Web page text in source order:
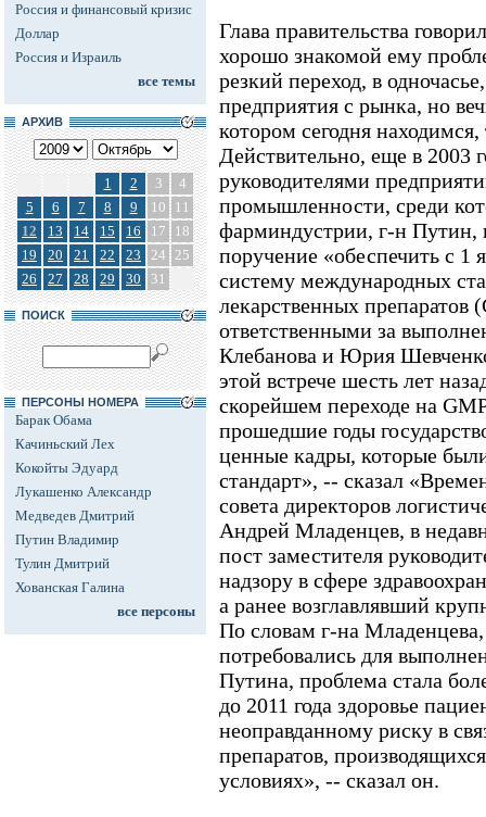
Россия и финансовый кризис
Доллар
Россия и Израиль
все темы
АРХИВ
1 2 3
4
5
6 7 8 9 10
11
12
13 14 15 16 17
18
19
20 21 22 23 24 25
26
27 28 29 30 31
ПОИСК
ПЕРСОНЫ НОМЕРА
Барак Обама
Качиньский Лех
Кокойты Эдуард
Лукашенко Александр
Медведев Дмитрий
Путин Владимир
Тулин Дмитрий
Хованская Галина
все персоны
Глава правительства
хорошо знакомой ему
резкий переход, в
предприятия с рынка, но
котором сегодня
Действительно, еще в 2003
руководителями
промышленности, среди
фарминдустрии, г-н Путин,
поручение «обеспечить с 1
систему международных
лекарственных препаратов
ответственными за
Клебанова и Юрия
этой встрече шесть лет
скорейшем переходе на
прошедшие годы
ценные кадры, которые
стандарт», -- сказал
совета директоров
Андрей Младенцев, в
пост заместителя
надзору в сфере
а ранее возглавлявший
По словам г-на Младенцева,
потребовались для
Путина, проблема стала
до 2011 года здоровье
неоправданному риску в
препаратов,
условиях», -- сказал он.